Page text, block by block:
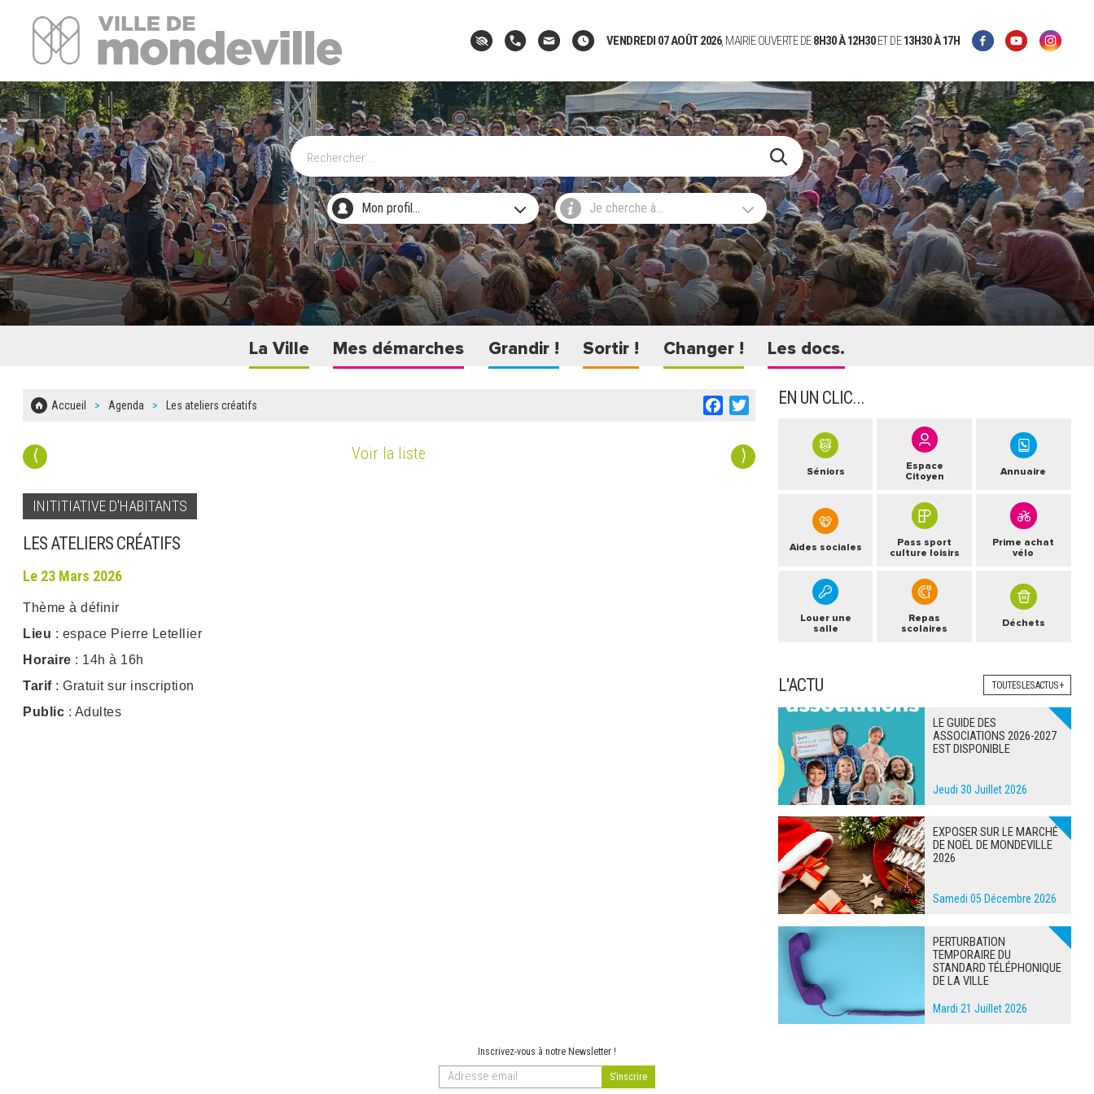
Site Officiel de la ville de Mondeville
VENDREDI 07 AOÛT 2026, MAIRIE OUVERTE DE8H30 À 12H30ET DE13H30 À 17H
Mon profil... Je cherche à...
La Ville Mes démarches Grandir ! Sortir ! Changer ! Les docs.
FacebookTwitter
Accueil Agenda Les ateliers créatifs
⟨ Voir la liste ⟩
INITITIATIVE D'HABITANTS
LES ATELIERS CRÉATIFS
Le 23 Mars 2026
Thème à définir
Lieu : espace Pierre Letellier
Horaire : 14h à 16h
Tarif: Gratuit sur inscription
Public : Adultes
EN UN CLIC...
Séniors
Espace
Citoyen
Annuaire
Aides sociales
Pass sport
culture loisirs
Prime achat
vélo
Louer une
salle
Repas
scolaires
Déchets
L'ACTU TOUTES LES ACTUS +
LE GUIDE DES
ASSOCIATIONS 2026-2027
EST DISPONIBLE
Jeudi 30 Juillet 2026
EXPOSER SUR LE MARCHÉ
DE NOËL DE MONDEVILLE
2026
Samedi 05 Décembre 2026
PERTURBATION
TEMPORAIRE DU
STANDARD TÉLÉPHONIQUE
DE LA VILLE
Mardi 21 Juillet 2026
Inscrivez-vous à notre Newsletter !